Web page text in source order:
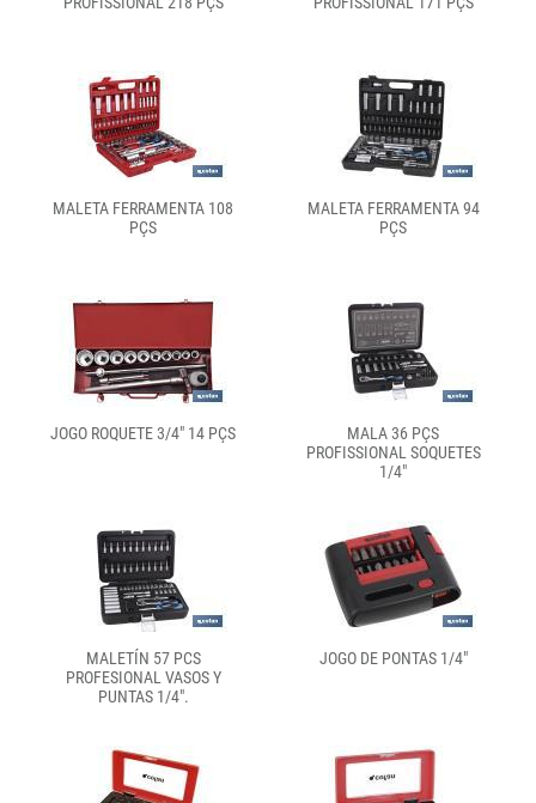
MALETA FERRAMENTA 108
PÇS
MALETA FERRAMENTA 94
PÇS
JOGO ROQUETE 3/4" 14 PÇS
MALA 36 PÇS
PROFISSIONAL SOQUETES
1/4"
MALETÍN 57 PCS
PROFESIONAL VASOS Y
PUNTAS 1/4".
JOGO DE PONTAS 1/4"